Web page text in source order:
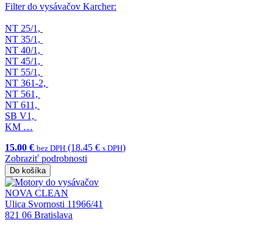
Filter do vysávačov Karcher:
NT 25/1,
NT 35/1,
NT 40/1,
NT 45/1,
NT 55/1,
NT 361-2,
NT 561,
NT 611,
SB V1,
KM …
15.00 € bez DPH (18.45 € s DPH)
Zobraziť podrobnosti
Do košíka
NOVA CLEAN
Ulica Svornosti 11966/41
821 06 Bratislava